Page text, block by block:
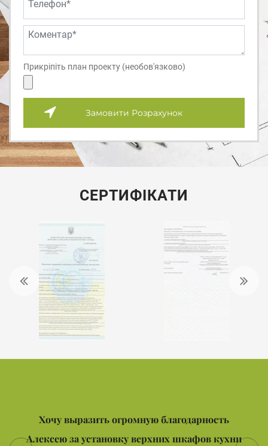
Прикріпіть план проекту (необов'язково)
Замовити Розрахунок
СЕРТИФІКАТИ
Хочу выразить огромную благодарность
Алексею за установку верхних шкафов кухни